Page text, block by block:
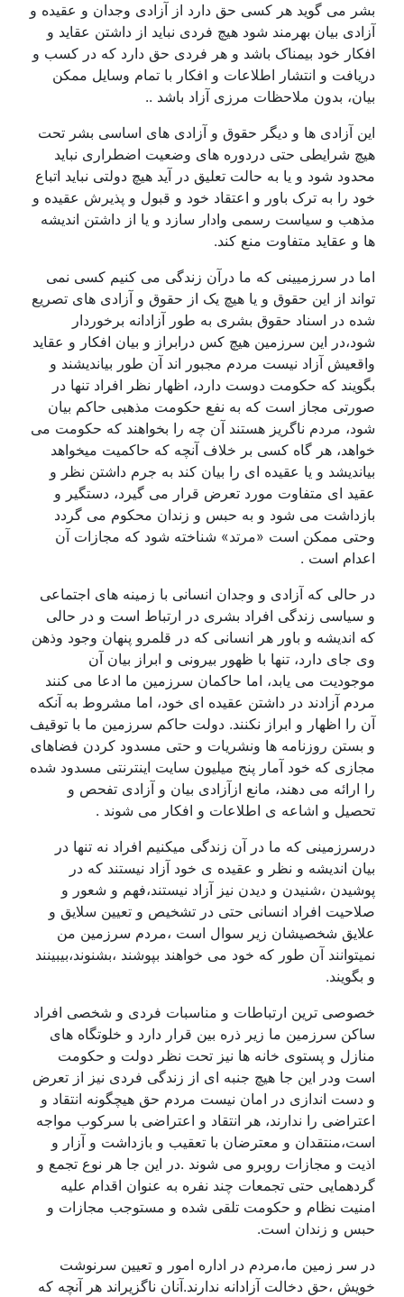
بشر می گوید هر کسی حق دارد از آزادی وجدان و عقیده و
آزادی بیان بهرمند شود هیچ فردی نباید از داشتن عقاید و
افکار خود بیمناک باشد و هر فردی حق دارد که در کسب و
دریافت و انتشار اطلاعات و افکار با تمام وسایل ممکن
بیان، بدون ملاحظات مرزی آزاد باشد ..
این آزادی ها و دیگر حقوق و آزادی های اساسی بشر تحت
هیچ شرایطی حتی دردوره های وضعیت اضطراری نباید
محدود شود و یا به حالت تعلیق در آید هیچ دولتی نباید اتباع
خود را به ترک باور و اعتقاد خود و قبول و پذیرش عقیده و
مذهب و سیاست رسمی وادار سازد و یا از داشتن اندیشه
ها و عقاید متفاوت منع کند.
اما در سرزمیینی که ما درآن زندگی می کنیم کسی نمی
تواند از این حقوق و یا هیچ یک از حقوق و آزادی های تصریع
شده در اسناد حقوق بشری به طور آزادانه برخوردار
شود،در این سرزمین هیچ کس درابراز و بیان افکار و عقاید
واقعیش آزاد نیست مردم مجبور اند آن طور بیاندیشند و
بگویند که حکومت دوست دارد، اظهار نظر افراد تنها در
صورتی مجاز است که به نفع حکومت مذهبی حاکم بیان
شود، مردم ناگریز هستند آن چه را بخواهند که حکومت می
خواهد، هر گاه کسی بر خلاف آنچه که حاکمیت میخواهد
بیاندیشد و یا عقیده ای را بیان کند به جرم داشتن نظر و
عقید ای متفاوت مورد تعرض قرار می گیرد، دستگیر و
بازداشت می شود و به حبس و زندان محکوم می گردد
وحتی ممکن است «مرتد» شناخته شود که مجازات آن
اعدام است .
در حالی که آزادی و وجدان انسانی با زمینه های اجتماعی
و سیاسی زندگی افراد بشری در ارتباط است و در حالی
که اندیشه و باور هر انسانی که در قلمرو پنهان وجود وذهن
وی جای دارد، تنها با ظهور بیرونی و ابراز بیان آن
موجودیت می یابد، اما حاکمان سرزمین ما ادعا می کنند
مردم آزادند در داشتن عقیده ای خود، اما مشروط به آنکه
آن را اظهار و ابراز نکنند. دولت حاکم سرزمین ما با توقیف
و بستن روزنامه ها ونشریات و حتی مسدود کردن فضاهای
مجازی که خود آمار پنج میلیون سایت اینترنتی مسدود شده
را ارائه می دهند، مانع ازآزادی بیان و آزادی تفحص و
تحصیل و اشاعه ی اطلاعات و افکار می شوند .
درسرزمینی که ما در آن زندگی میکنیم افراد نه تنها در
بیان اندیشه و نظر و عقیده ی خود آزاد نیستند که در
پوشیدن ،شنیدن و دیدن نیز آزاد نیستند،فهم و شعور و
صلاحیت افراد انسانی حتی در تشخیص و تعیین سلایق و
علایق شخصیشان زیر سوال است ،مردم سرزمین من
نمیتوانند آن طور که خود می خواهند بپوشند ،بشنوند،بیبینند
و بگویند.
خصوصی ترین ارتباطات و مناسبات فردی و شخصی افراد
ساکن سرزمین ما زیر ذره بین قرار دارد و خلوتگاه های
منازل و پستوی خانه ها نیز تحت نظر دولت و حکومت
است ودر این جا هیچ جنبه ای از زندگی فردی نیز از تعرض
و دست اندازی در امان نیست مردم حق هیچگونه انتقاد و
اعتراضی را ندارند، هر انتقاد و اعتراضی با سرکوب مواجه
است،منتقدان و معترضان با تعقیب و بازداشت و آزار و
اذیت و مجازات روبرو می شوند .در این جا هر نوع تجمع و
گردهمایی حتی تجمعات چند نفره به عنوان اقدام علیه
امنیت نظام و حکومت تلقی شده و مستوجب مجازات و
حبس و زندان است.
در سر زمین ما،مردم در اداره امور و تعیین سرنوشت
خویش ،حق دخالت آزادانه ندارند.آنان ناگزیراند هر آنچه که